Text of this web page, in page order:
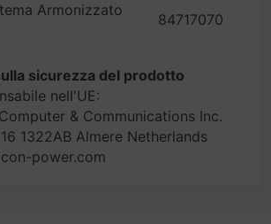
Armonizzato
84717070
sicurezza del prodotto
nell'UE:
& Communications Inc.
1322AB Almere Netherlands
power.com